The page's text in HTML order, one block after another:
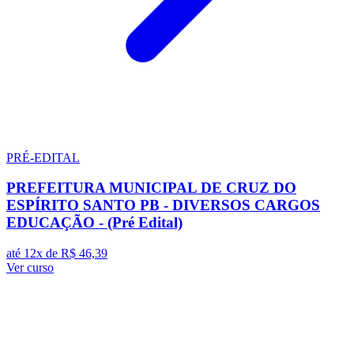
PRÉ-EDITAL
PREFEITURA MUNICIPAL DE CRUZ DO
ESPÍRITO SANTO PB - DIVERSOS CARGOS
EDUCAÇÃO - (Pré Edital)
até 12x de R$ 46,39
Ver curso